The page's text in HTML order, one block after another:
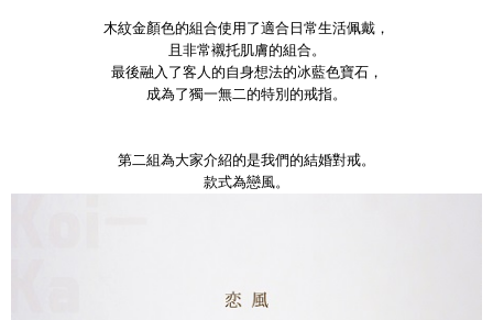
木紋金顏色的組合使用了適合日常生活佩戴，
且非常襯托肌膚的組合。
最後融入了客人的自身想法的冰藍色寶石，
成為了獨一無二的特別的戒指。
第二組為大家介紹的是我們的結婚對戒。
款式為戀風。